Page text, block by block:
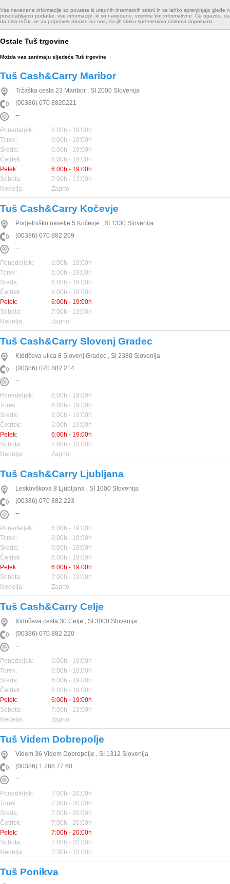
Vse navedene informacije so povzete iz uradnih internetnih strani in se lahko spreminjajo glede
posodabljamo podatke, vse informacije, ki so navedene, vzemite kot informativne. Če opazite,
da niso točni, se za popravek obrnite na nas, da jih lahko spremenimo oziroma dopolnimo.
Ostale Tuš trgovine
Možda vas zanimaju sljedeće Tuš trgovine
Tuš Cash&Carry Maribor
Tržaška cesta 23 Maribor , SI 2000 Slovenija
(00386) 070 8820221
--
Ponedeljek:
6:00h - 19:00h
Torek:
6:00h - 19:00h
Sreda:
6:00h - 19:00h
Četrtek:
6:00h - 19:00h
Petek:
6:00h - 19:00h
Sobota:
7:00h - 13:00h
Nedelja:
Zaprto
Tuš Cash&Carry Kočevje
Podjetniško naselje 5 Kočevje , SI 1330 Slovenija
(00386) 070 882 209
--
Ponedeljek:
6:00h - 19:00h
Torek:
6:00h - 19:00h
Sreda:
6:00h - 19:00h
Četrtek:
6:00h - 19:00h
Petek:
6:00h - 19:00h
Sobota:
7:00h - 13:00h
Nedelja:
Zaprto
Tuš Cash&Carry Slovenj Gradec
Kidričeva ulica 8 Slovenj Gradec , SI 2380 Slovenija
(00386) 070 882 214
--
Ponedeljek:
6:00h - 19:00h
Torek:
6:00h - 19:00h
Sreda:
6:00h - 19:00h
Četrtek:
6:00h - 19:00h
Petek:
6:00h - 19:00h
Sobota:
7:00h - 13:00h
Nedelja:
Zaprto
Tuš Cash&Carry Ljubljana
Leskovškova 8 Ljubljana , SI 1000 Slovenija
(00386) 070 882 223
--
Ponedeljek:
6:00h - 19:00h
Torek:
6:00h - 19:00h
Sreda:
6:00h - 19:00h
Četrtek:
6:00h - 19:00h
Petek:
6:00h - 19:00h
Sobota:
7:00h - 13:00h
Nedelja:
Zaprto
Tuš Cash&Carry Celje
Kidričeva cesta 30 Celje , SI 3000 Slovenija
(00386) 070 882 220
--
Ponedeljek:
6:00h - 19:00h
Torek:
6:00h - 19:00h
Sreda:
6:00h - 19:00h
Četrtek:
6:00h - 19:00h
Petek:
6:00h - 19:00h
Sobota:
7:00h - 13:00h
Nedelja:
Zaprto
Tuš Videm Dobrepolje
Videm 36 Videm Dobrepolje , SI 1312 Slovenija
(00386) 1 788 77 60
--
Ponedeljek:
7:00h - 20:00h
Torek:
7:00h - 20:00h
Sreda:
7:00h - 20:00h
Četrtek:
7:00h - 20:00h
Petek:
7:00h - 20:00h
Sobota:
7:00h - 20:00h
Nedelja:
7:30h - 13:00h
Tuš Ponikva